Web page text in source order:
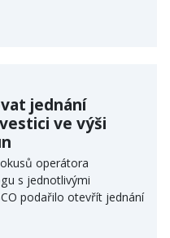
jednání
ve výši
operátora
s jednotlivými
podařilo otevřít jednání